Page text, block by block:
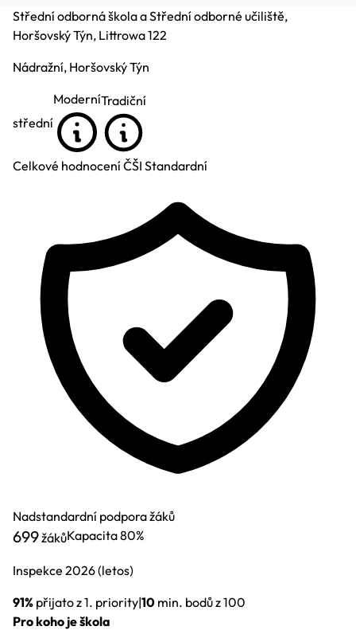
Střední odborná škola a Střední odborné učiliště,
Horšovský Týn, Littrowa 122
Nádražní, Horšovský Týn
střední
ModerníTradiční
Celkové hodnocení ČŠI Standardní
Nadstandardní podpora žáků
699žákůKapacita80%
Inspekce 2026(letos)
91% přijato z 1. priority|10 min. bodů z 100
Pro koho je škola